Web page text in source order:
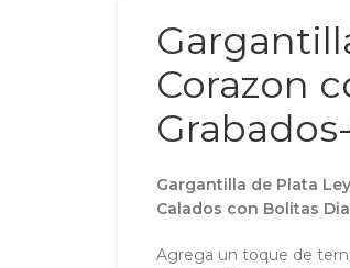
Corazon
Gargantilla de Plata
Calados con Bolitas
Agrega un toque de